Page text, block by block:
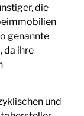
die
genannte
da ihre
und